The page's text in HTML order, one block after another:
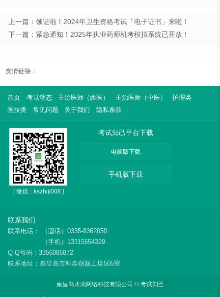
上一篇：领证啦！2024年卫生资格考试「电子证书」来啦！
下一篇：紧急通知！2025年执业药师机考模拟系统已开放！
友情链接：
首页 考试动态 主治医师（西医） 主治医师（中医）
护理类
医技类
常见问题 关于我们 隐私条款
[ 微信：kszhiji008 ]
考试知己平台下载
电脑版下载
手机版下载
联系我们
联系电话：
（固话）0335-8362050
（手机）13315654329
Q Q号码：3356086872
联系地址：秦皇岛市科泰创新工场505室
秦皇岛水滴网络科技有限公司 © 考试知己